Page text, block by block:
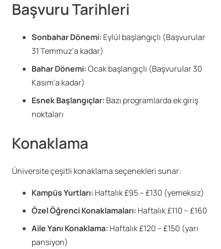
Başvuru Tarihleri
Sonbahar Dönemi: Eylül başlangıçlı (Başvurular
31 Temmuz’a kadar)
Bahar Dönemi:Ocak başlangıçlı (Başvurular 30
Kasım’a kadar)
Esnek Başlangıçlar: Bazı programlarda ek giriş
noktaları
Konaklama
Üniversite çeşitli konaklama seçenekleri sunar:
Kampüs Yurtları: Haftalık £95 – £130 (yemeksiz)
Özel Öğrenci Konaklamaları: Haftalık £110 – £160
Aile Yanı Konaklama: Haftalık £120 – £150 (yarı
pansiyon)